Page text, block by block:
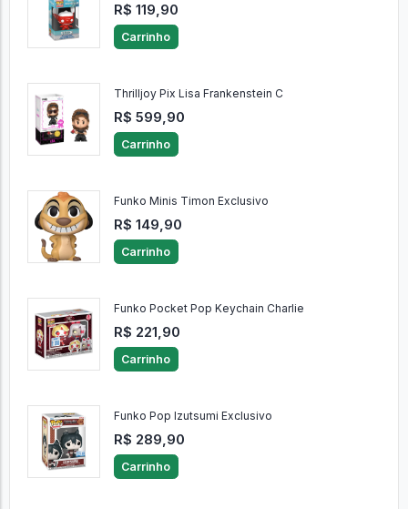
R$ 119,90
Carrinho
Thrilljoy Pix Lisa Frankenstein C
R$ 599,90
Carrinho
Funko Minis Timon Exclusivo
R$ 149,90
Carrinho
Funko Pocket Pop Keychain Charlie
R$ 221,90
Carrinho
Funko Pop Izutsumi Exclusivo
R$ 289,90
Carrinho